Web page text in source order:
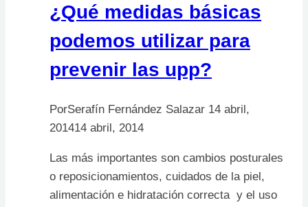
videotutorial
¿Qué medidas básicas
podemos utilizar para
prevenir las upp?
PorSerafín Fernández Salazar 14 abril,
201414 abril, 2014
Las más importantes son cambios posturales
o reposicionamientos, cuidados de la piel,
alimentación e hidratación correcta y el uso